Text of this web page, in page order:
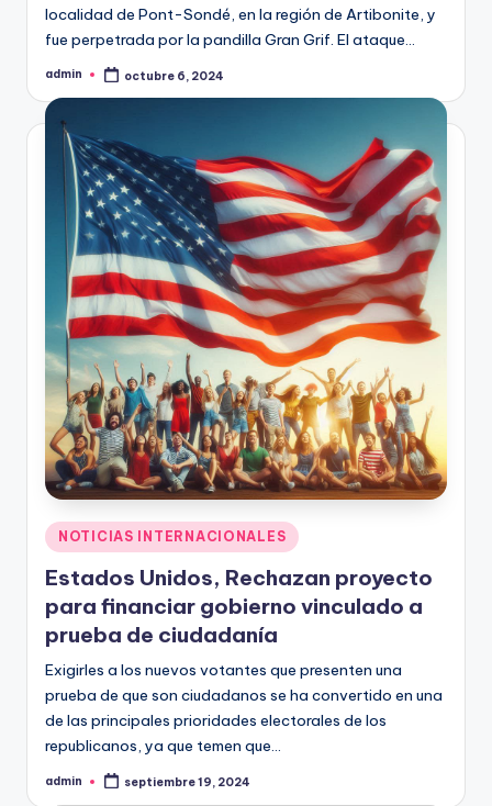
localidad de Pont-Sondé, en la región de Artibonite, y
fue perpetrada por la pandilla Gran Grif. El ataque…
Publicado
admin octubre 6, 2024
Publicado
en
NOTICIAS INTERNACIONALES
Estados Unidos, Rechazan proyecto
para financiar gobierno vinculado a
prueba de ciudadanía
Exigirles a los nuevos votantes que presenten una
prueba de que son ciudadanos se ha convertido en una
de las principales prioridades electorales de los
republicanos, ya que temen que…
Publicado
admin septiembre 19, 2024